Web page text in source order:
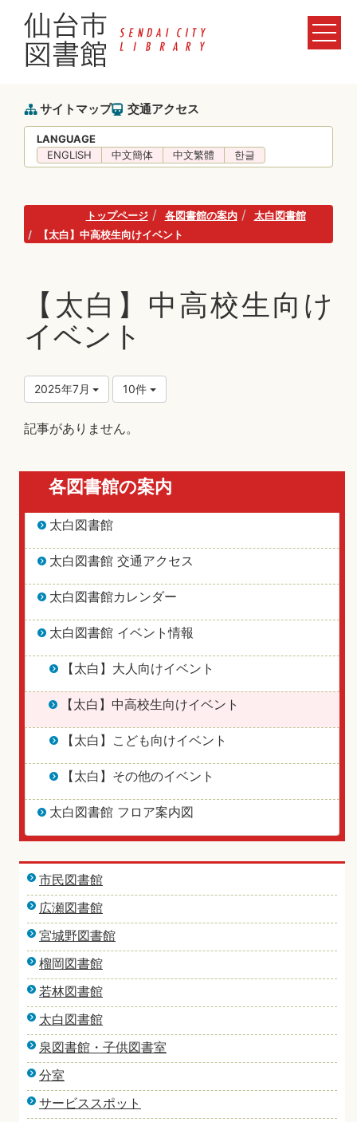
サイトマップ 交通アクセス
LANGUAGE
ENGLISH
中文簡体 中文繁體 한글
トップページ 各図書館の案内
太白図書館
【太白】中高校生向けイベント
【太白】中高校生向け
イベント
2025年7月 10件
記事がありません。
各図書館の案内
太白図書館
太白図書館 交通アクセス
太白図書館カレンダー
太白図書館 イベント情報
【太白】大人向けイベント
【太白】中高校生向けイベント
【太白】こども向けイベント
【太白】その他のイベント
太白図書館 フロア案内図
市民図書館
広瀬図書館
宮城野図書館
榴岡図書館
若林図書館
太白図書館
泉図書館・子供図書室
分室
サービススポット